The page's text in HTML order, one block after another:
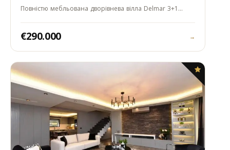
Повністю мебльована дворівнева вілла Delmar 3+1…
€290.000 →